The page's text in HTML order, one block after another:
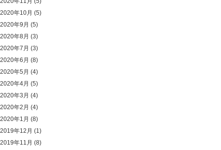
2020年10月 (5)
2020年9月 (5)
2020年8月 (3)
2020年7月 (3)
2020年6月 (8)
2020年5月 (4)
2020年4月 (5)
2020年3月 (4)
2020年2月 (4)
2020年1月 (8)
2019年12月 (1)
2019年11月 (8)